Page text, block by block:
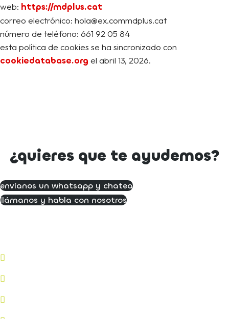
web: https://mdplus.cat
correo electrónico: hola@ex.commdplus.cat
número de teléfono: 661 92 05 84
esta política de cookies se ha sincronizado con
cookiedatabase.org el abril 13, 2026.
¿quieres que te ayudemos?
envíanos un whatsapp y chatea
llámanos y habla con nosotros